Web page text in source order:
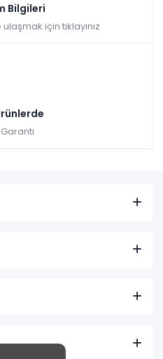
Bilgileri
için tıklayınız
Garanti